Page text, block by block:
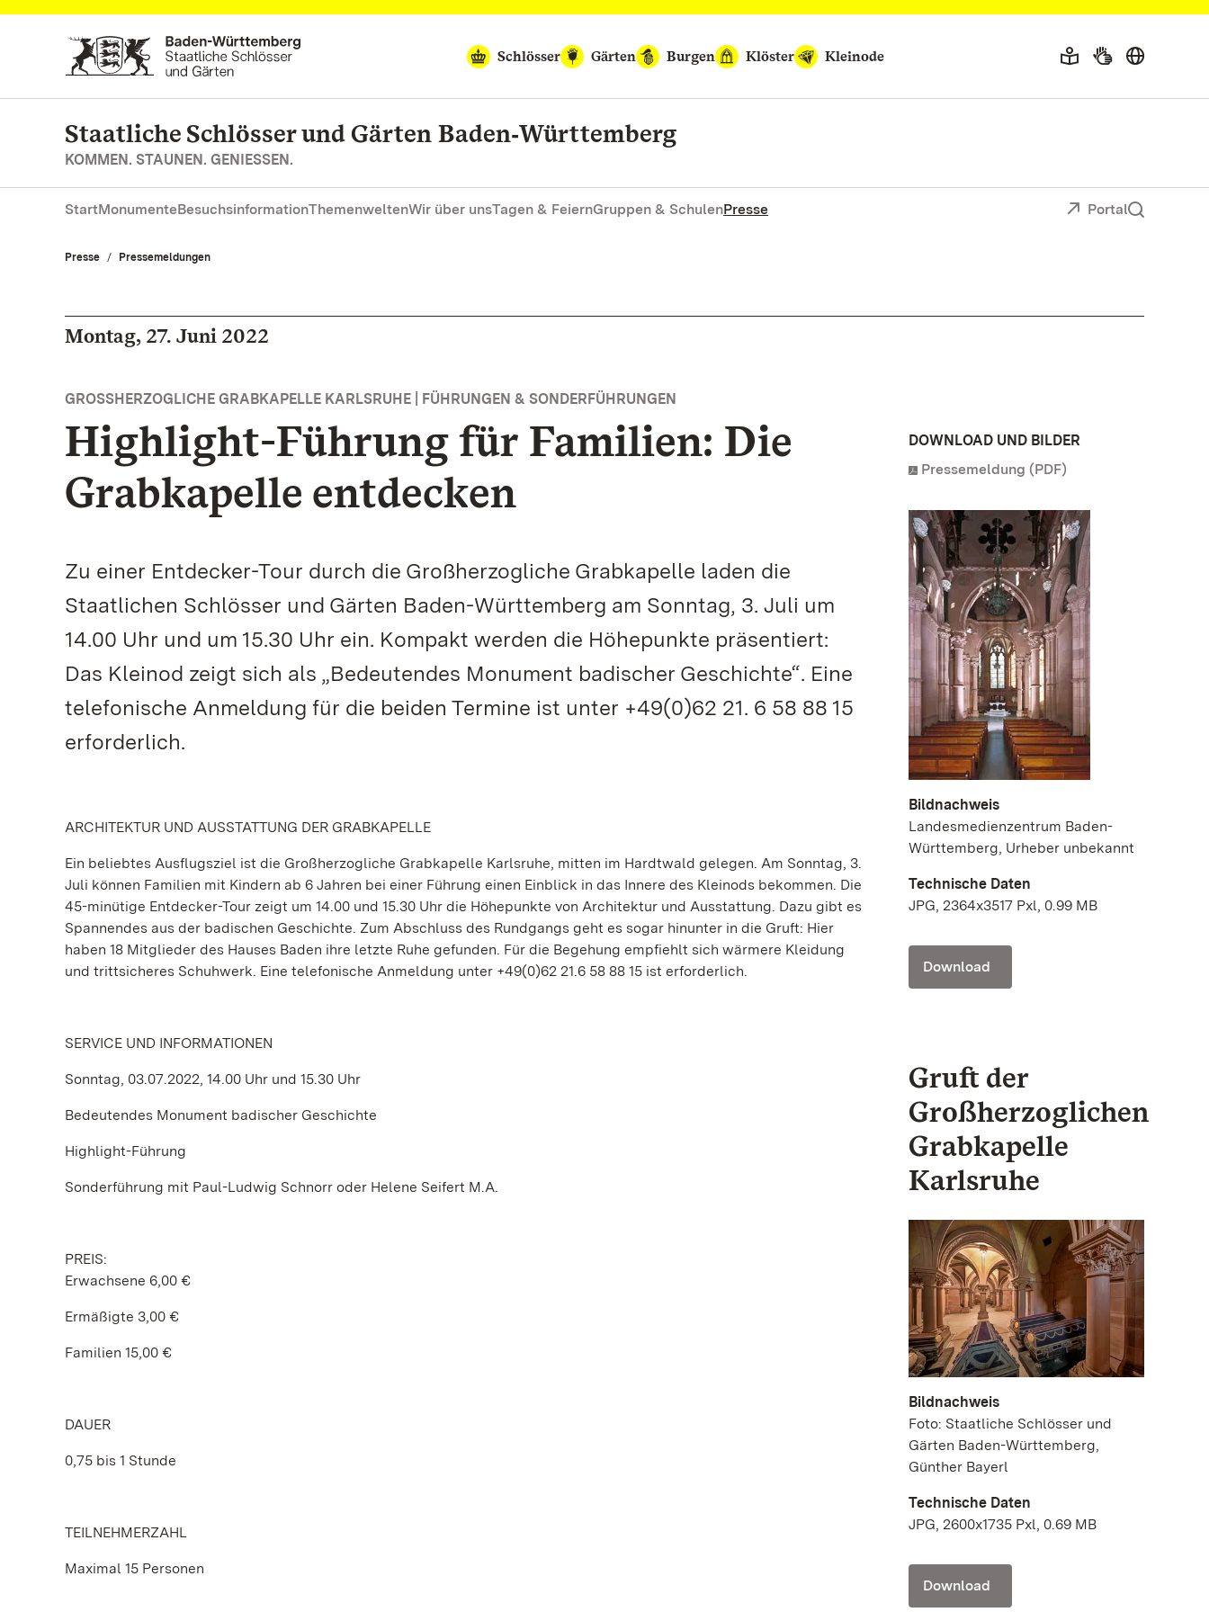
Zum Hauptinhalt springen
Schlösser
Gärten Burgen Klöster Kleinode
Staatliche Schlösser und Gärten Baden‑Württemberg
KOMMEN. STAUNEN. GENIESSEN.
StartMonumenteBesuchsinformationThemenweltenWir über unsTagen & FeiernGruppen & SchulenPresse Portal
Presse Pressemeldungen
Montag, 27. Juni 2022
GROSSHERZOGLICHE GRABKAPELLE KARLSRUHE | FÜHRUNGEN & SONDERFÜHRUNGEN
Highlight-Führung für Familien: Die
Grabkapelle entdecken
Zu einer Entdecker-Tour durch die Großherzogliche Grabkapelle laden die
Staatlichen Schlösser und Gärten Baden-Württemberg am Sonntag, 3. Juli um
14.00 Uhr und um 15.30 Uhr ein. Kompakt werden die Höhepunkte präsentiert:
Das Kleinod zeigt sich als „Bedeutendes Monument badischer Geschichte“. Eine
telefonische Anmeldung für die beiden Termine ist unter +49(0)62 21. 6 58 88 15
erforderlich.
ARCHITEKTUR UND AUSSTATTUNG DER GRABKAPELLE
Ein beliebtes Ausflugsziel ist die Großherzogliche Grabkapelle Karlsruhe, mitten im Hardtwald gelegen. Am Sonntag, 3.
Juli können Familien mit Kindern ab 6 Jahren bei einer Führung einen Einblick in das Innere des Kleinods bekommen. Die
45-minütige Entdecker-Tour zeigt um 14.00 und 15.30 Uhr die Höhepunkte von Architektur und Ausstattung. Dazu gibt es
Spannendes aus der badischen Geschichte. Zum Abschluss des Rundgangs geht es sogar hinunter in die Gruft: Hier
haben 18 Mitglieder des Hauses Baden ihre letzte Ruhe gefunden. Für die Begehung empfiehlt sich wärmere Kleidung
und trittsicheres Schuhwerk. Eine telefonische Anmeldung unter +49(0)62 21.6 58 88 15 ist erforderlich.
SERVICE UND INFORMATIONEN
Sonntag, 03.07.2022, 14.00 Uhr und 15.30 Uhr
Bedeutendes Monument badischer Geschichte
Highlight-Führung
Sonderführung mit Paul-Ludwig Schnorr oder Helene Seifert M.A.
PREIS:
Erwachsene 6,00 €
Ermäßigte 3,00 €
Familien 15,00 €
DAUER
0,75 bis 1 Stunde
TEILNEHMERZAHL
Maximal 15 Personen
DOWNLOAD UND BILDER
Pressemeldung (PDF)
Bildnachweis
Landesmedienzentrum Baden-
Württemberg, Urheber unbekannt
Technische Daten
JPG, 2364x3517 Pxl, 0.99 MB
Download
Gruft der
Großherzoglichen
Grabkapelle
Karlsruhe
Bildnachweis
Foto: Staatliche Schlösser und
Gärten Baden-Württemberg,
Günther Bayerl
Technische Daten
JPG, 2600x1735 Pxl, 0.69 MB
Download